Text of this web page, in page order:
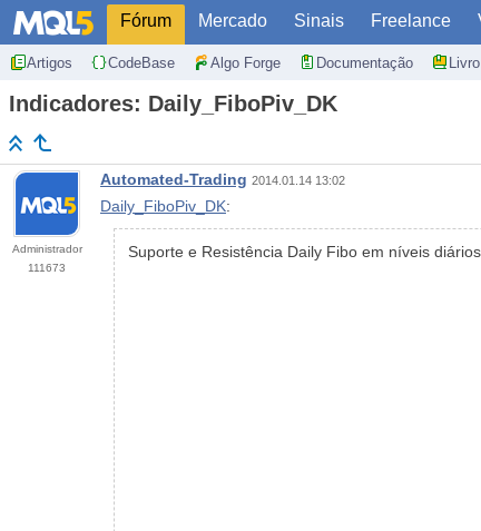
Fórum Mercado Sinais Freelance
Artigos CodeBase Algo Forge Documentação Livro
Indicadores: Daily_FiboPiv_DK
Administrador
111673
Automated-Trading 2014.01.14 13:02
Daily_FiboPiv_DK:
Suporte e Resistência Daily Fibo em níveis